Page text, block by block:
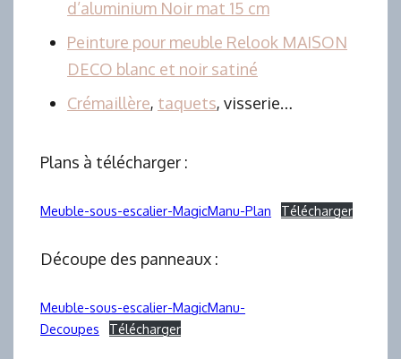
d’aluminium Noir mat 15 cm
Peinture pour meuble Relook MAISON
DECO blanc et noir satiné
Crémaillère, taquets, visserie…
Plans à télécharger :
Meuble-sous-escalier-MagicManu-Plan Télécharger
Découpe des panneaux :
Meuble-sous-escalier-MagicManu-
Decoupes
Télécharger